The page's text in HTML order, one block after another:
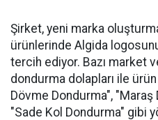
Şirket, yeni marka
ürünlerinde Algida
tercih ediyor. Bazı market
dondurma dolapları ile
Dövme Dondurma",
"Sade Kol Dondurma" gibi